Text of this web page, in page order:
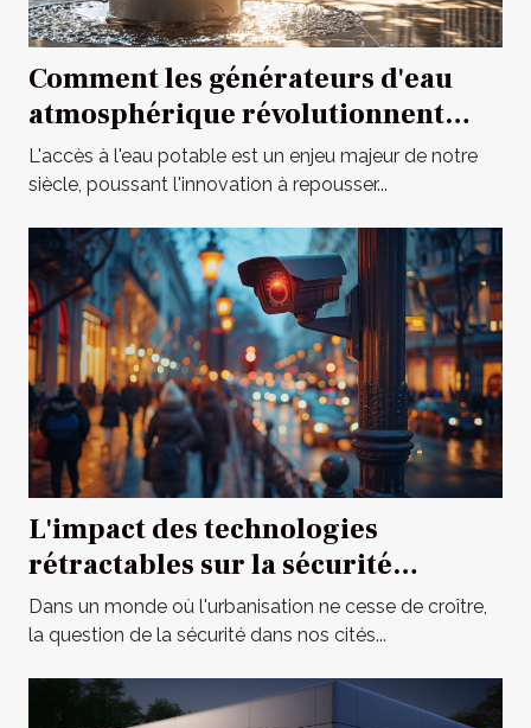
Comment les générateurs d'eau
atmosphérique révolutionnent
l'accès à l'eau potable
L'accès à l'eau potable est un enjeu majeur de notre
siècle, poussant l'innovation à repousser...
L'impact des technologies
rétractables sur la sécurité
urbaine
Dans un monde où l'urbanisation ne cesse de croître,
la question de la sécurité dans nos cités...